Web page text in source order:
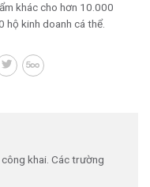
khác cho hơn 10.000
hộ kinh doanh cá thể.
khai. Các trường